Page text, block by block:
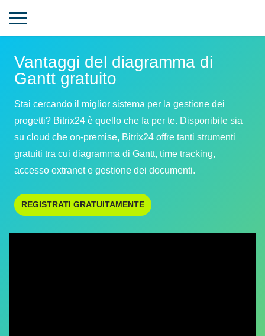
Vantaggi del diagramma di
Gantt gratuito
Stai cercando il miglior sistema per la gestione dei
progetti? Bitrix24 è quello che fa per te. Disponibile sia
su cloud che on-premise, Bitrix24 offre tanti strumenti
gratuiti tra cui diagramma di Gantt, time tracking,
accesso extranet e gestione dei documenti.
REGISTRATI GRATUITAMENTE